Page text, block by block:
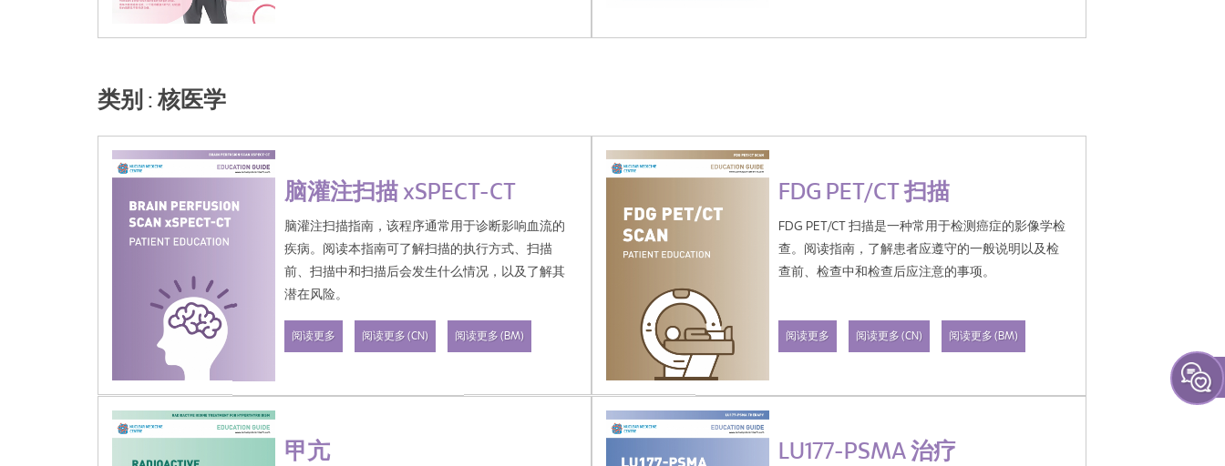
类别 : 核医学
脑灌注扫描 xSPECT-CT
脑灌注扫描指南，该程序通常用于诊断影响血流的
疾病。阅读本指南可了解扫描的执行方式、扫描
前、扫描中和扫描后会发生什么情况，以及了解其
潜在风险。
阅读更多 阅读更多 (CN) 阅读更多 (BM)
FDG PET/CT 扫描
FDG PET/CT 扫描是一种常用于检测癌症的影像学检
查。阅读指南，了解患者应遵守的一般说明以及检
查前、检查中和检查后应注意的事项。
阅读更多 阅读更多 (CN) 阅读更多 (BM)
甲亢 LU177-PSMA 治疗